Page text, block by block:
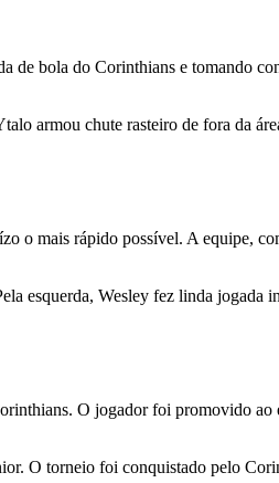
bola do Corinthians e tomando
armou chute rasteiro de fora da
o mais rápido possível. A equipe,
esquerda, Wesley fez linda
O jogador foi promovido
O torneio foi conquistado pelo